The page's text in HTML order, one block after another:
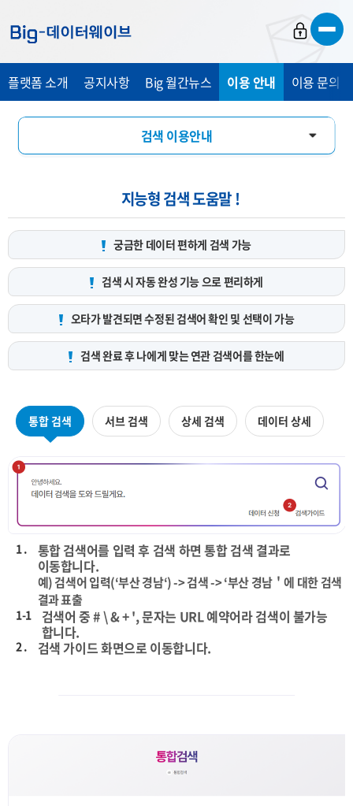
가
기
가
기
가
기
플랫폼 소개 공지사항 Big 월간뉴스 이용 안내 이용 문의
검색 이용안내
지능형 검색 도움말 !
궁금한 데이터 편하게 검색 가능
검색 시 자동 완성 기능으로 편리하게
오타가 발견되면 수정된 검색어확인 및 선택이 가능
검색 완료 후 나에게 맞는연관 검색어를 한눈에
통합 검색 서브 검색 상세 검색 데이터 상세
1 .
통합 검색어를 입력 후 검색 하면 통합 검색 결과로
이동합니다.
예) 검색어 입력(‘부산 경남‘) -> 검색 -> ‘부산 경남＇에 대한 검색
결과 표출
1-1
검색어 중 # \ & + ', 문자는 URL 예약어라 검색이 불가능
합니다.
2 . 검색 가이드 화면으로 이동합니다.